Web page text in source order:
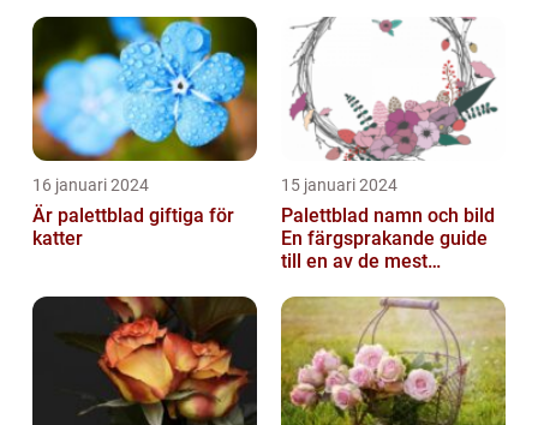
16 januari 2024
Är palettblad giftiga för
katter
15 januari 2024
Palettblad namn och bild
En färgsprakande guide
till en av de mest
inomhusväxterna